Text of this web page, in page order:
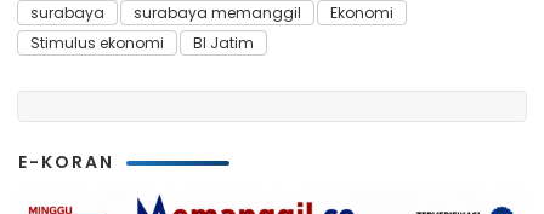
surabaya surabaya memanggil
Ekonomi
Stimulus ekonomi
BI Jatim
E-KORAN